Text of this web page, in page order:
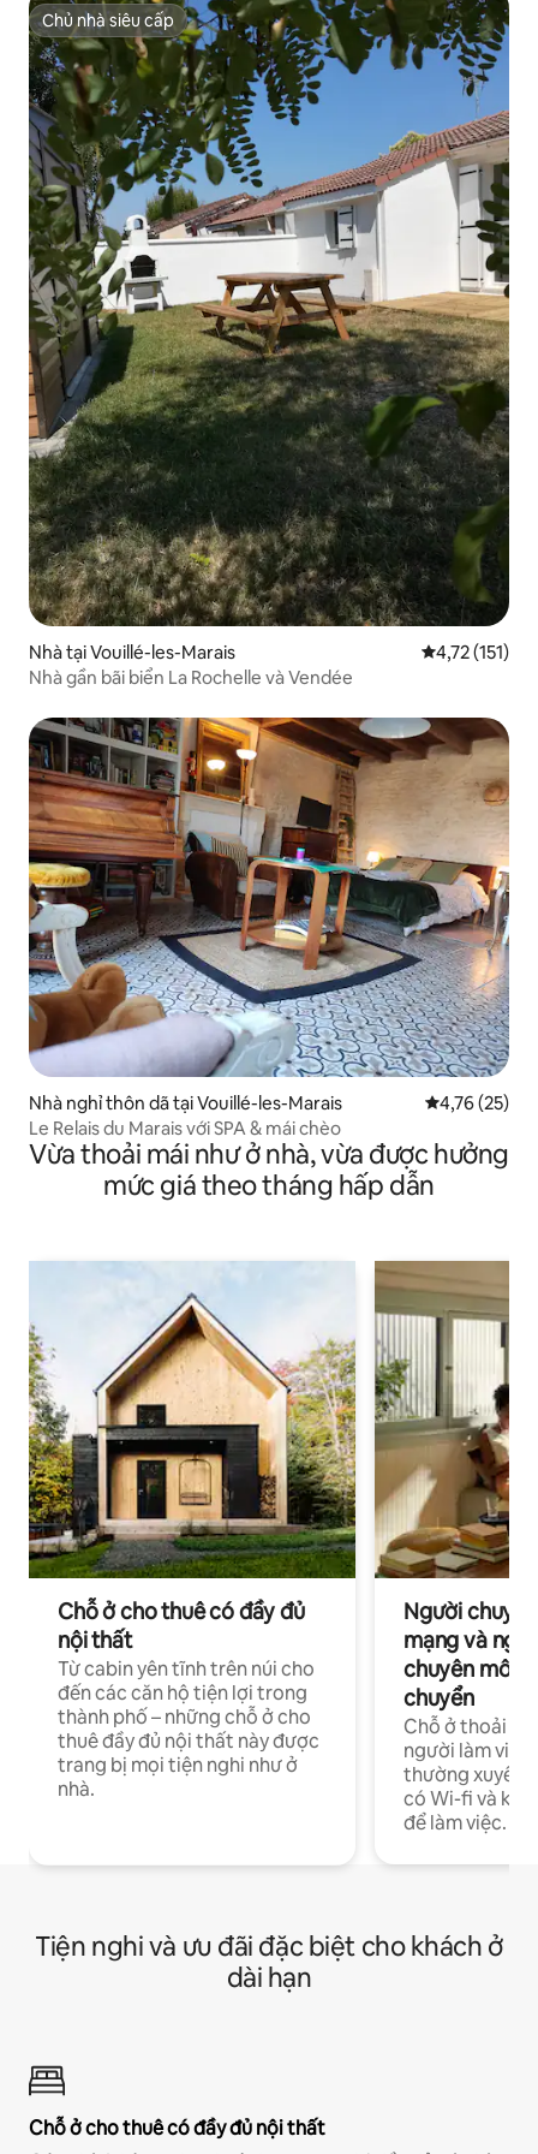
Chủ nhà siêu cấp
Chủ nhà siêu cấp
Nhà tại Vouillé-les-Marais Xếp hạng
4,72 (151)
Nhà gần bãi biển La Rochelle và Vendée
Nhà nghỉ thôn dã tại Vouillé-les-Marais Xếp hạng
4,76 (25)
Le Relais du Marais với SPA & mái chèo
Vừa thoải mái như ở nhà, vừa được hưởng
mức giá theo tháng hấp dẫn
Chỗ ở cho thuê có đầy đủ
nội thất
Từ cabin yên tĩnh trên núi cho
đến các căn hộ tiện lợi trong
thành phố – những chỗ ở cho
thuê đầy đủ nội thất này được
trang bị mọi tiện nghi như ở
nhà.
Người
mạng và
chuyên môn
chuyển
Chỗ ở thoải
người làm việc
thường xuyên
có Wi-fi và
để làm việc.
Tiện nghi và ưu đãi đặc biệt cho khách ở
dài hạn
Chỗ ở cho thuê có đầy đủ nội thất